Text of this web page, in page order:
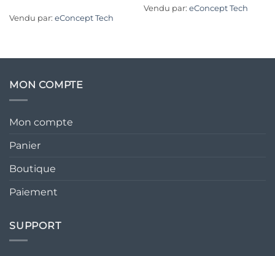
Vendu par: eConcept Tech
Vendu par: eConcept Tech
MON COMPTE
Mon compte
Panier
Boutique
Paiement
SUPPORT